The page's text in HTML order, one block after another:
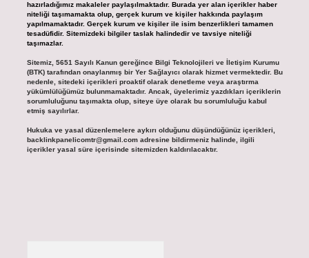
hazırladığımız makaleler paylaşılmaktadır. Burada yer alan içerikler haber
niteliği taşımamakta olup, gerçek kurum ve kişiler hakkında paylaşım
yapılmamaktadır. Gerçek kurum ve kişiler ile isim benzerlikleri tamamen
tesadüfidir. Sitemizdeki bilgiler taslak halindedir ve tavsiye niteliği
taşımazlar.
Sitemiz, 5651 Sayılı Kanun gereğince Bilgi Teknolojileri ve İletişim Kurumu
(BTK) tarafından onaylanmış bir Yer Sağlayıcı olarak hizmet vermektedir. Bu
nedenle, sitedeki içerikleri proaktif olarak denetleme veya araştırma
yükümlülüğümüz bulunmamaktadır. Ancak, üyelerimiz yazdıkları içeriklerin
sorumluluğunu taşımakta olup, siteye üye olarak bu sorumluluğu kabul
etmiş sayılırlar.
Hukuka ve yasal düzenlemelere aykırı olduğunu düşündüğünüz içerikleri,
backlinkpanelicomtr@gmail.comadresine bildirmeniz halinde, ilgili
içerikler yasal süre içerisinde sitemizden kaldırılacaktır.